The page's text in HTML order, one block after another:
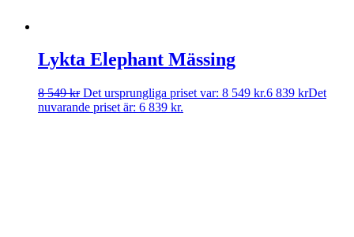
Lykta Elephant Mässing
8 549kr Det ursprungliga priset var: 8 549 kr.6 839 krDet
nuvarande priset är: 6 839 kr.